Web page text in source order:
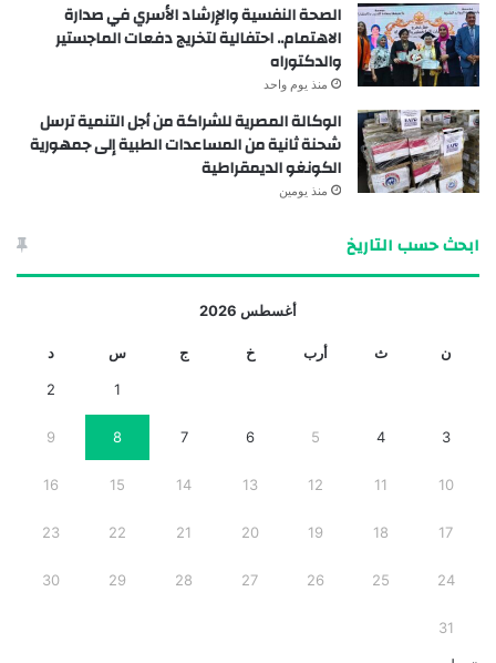
الصحة النفسية والإرشاد الأسري في صدارة
الاهتمام.. احتفالية لتخريج دفعات الماجستير
والدكتوراه
منذ يوم واحد
الوكالة المصرية للشراكة من أجل التنمية ترسل
شحنة ثانية من المساعدات الطبية إلى جمهورية
الكونغو الديمقراطية
منذ يومين
ابحث حسب التاريخ
أغسطس 2026
ن ث أرب خ ج س د
1
2
3
4
5
6
7
8
9
10
11
12
13
14
15
16
17
18
19
20
21
22
23
24
25
26
27
28
29
30
31